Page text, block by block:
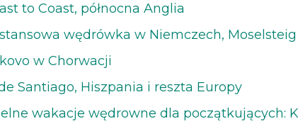
to Coast, północna Anglia
wędrówka w Niemczech, Moselsteig
w Chorwacji
Santiago, Hiszpania i reszta Europy
wakacje wędrowne dla początkujących: